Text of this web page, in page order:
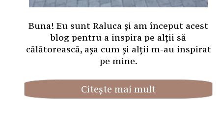
Buna! Eu sunt Raluca și am început acest
blog pentru a inspira pe alții să
călătorească, așa cum și alții m-au inspirat
pe mine.
Citește mai mult